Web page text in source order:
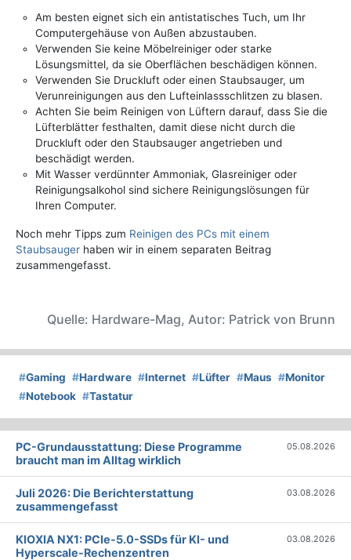
Am besten eignet sich ein antistatisches Tuch, um Ihr
Computergehäuse von Außen abzustauben.
Verwenden Sie keine Möbelreiniger oder starke
Lösungsmittel, da sie Oberflächen beschädigen können.
Verwenden Sie Druckluft oder einen Staubsauger, um
Verunreinigungen aus den Lufteinlassschlitzen zu blasen.
Achten Sie beim Reinigen von Lüftern darauf, dass Sie die
Lüfterblätter festhalten, damit diese nicht durch die
Druckluft oder den Staubsauger angetrieben und
beschädigt werden.
Mit Wasser verdünnter Ammoniak, Glasreiniger oder
Reinigungsalkohol sind sichere Reinigungslösungen für
Ihren Computer.
Noch mehr Tipps zum Reinigen des PCs mit einem
Staubsauger haben wir in einem separaten Beitrag
zusammengefasst.
Quelle: Hardware-Mag, Autor: Patrick von Brunn
#Gaming #Hardware #Internet #Lüfter #Maus #Monitor
#Notebook #Tastatur
PC-Grundausstattung: Diese Programme
braucht man im Alltag wirklich
05.08.2026
Juli 2026: Die Bericht­erstattung
zusammengefasst
03.08.2026
KIOXIA NX1: PCIe-5.0-SSDs für KI- und
Hyperscale-Rechenzentren
03.08.2026